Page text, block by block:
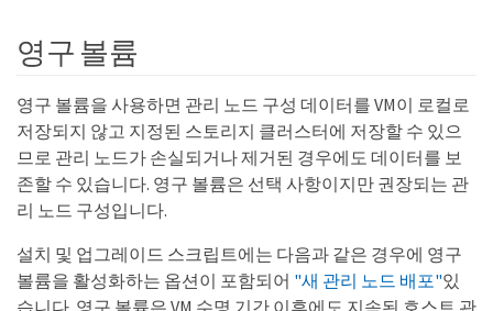
영구 볼륨
영구 볼륨을 사용하면 관리 노드 구성 데이터를 VM이 로컬로
저장되지 않고 지정된 스토리지 클러스터에 저장할 수 있으
므로 관리 노드가 손실되거나 제거된 경우에도 데이터를 보
존할 수 있습니다. 영구 볼륨은 선택 사항이지만 권장되는 관
리 노드 구성입니다.
설치 및 업그레이드 스크립트에는 다음과 같은 경우에 영구
볼륨을 활성화하는 옵션이 포함되어 "새 관리 노드 배포"있
습니다. 영구 볼륨은 VM 수명 기간 이후에도 지속된 호스트 관